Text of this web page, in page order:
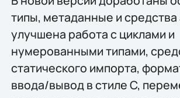
типы, метаданные и
улучшена работа с циклами и
нумерованными типами,
статического импорта,
ввода/вывод в стиле C,